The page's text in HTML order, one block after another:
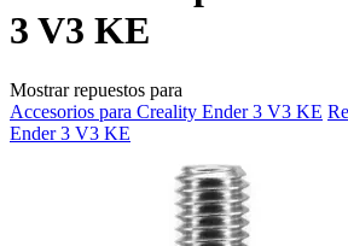
3 V3 KE
Mostrar repuestos para
Accesorios para Creality Ender 3 V3 KE
Ender 3 V3 KE